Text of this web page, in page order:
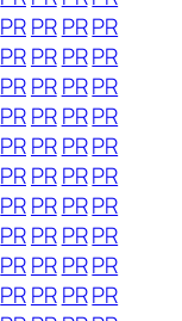
PRPR PRPR
PRPR PRPR
PRPR PRPR
PRPR PRPR
PRPR PRPR
PRPR PRPR
PRPR PRPR
PRPR PRPR
PRPR PRPR
PRPR PRPR